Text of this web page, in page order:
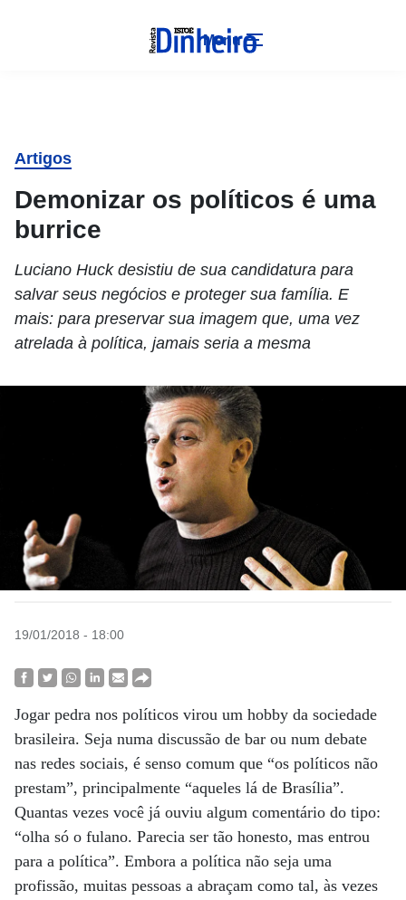
Menu
Artigos
Demonizar os políticos é uma
burrice
Luciano Huck desistiu de sua candidatura para
salvar seus negócios e proteger sua família. E
mais: para preservar sua imagem que, uma vez
atrelada à política, jamais seria a mesma
19/01/2018 - 18:00
Jogar pedra nos políticos virou um hobby da sociedade
brasileira. Seja numa discussão de bar ou num debate
nas redes sociais, é senso comum que “os políticos não
prestam”, principalmente “aqueles lá de Brasília”.
Quantas vezes você já ouviu algum comentário do tipo:
“olha só o fulano. Parecia ser tão honesto, mas entrou
para a política”. Embora a política não seja uma
profissão, muitas pessoas a abraçam como tal, às vezes